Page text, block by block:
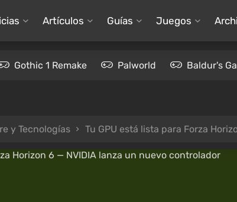
Artículos Guías Juegos
Gothic 1 Remake Palworld Baldur's
y Tecnologías Tu GPU está lista para Forza